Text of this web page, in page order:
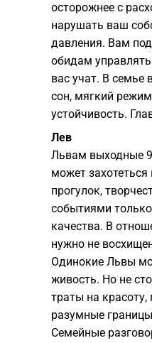
осторожнее с
нарушать ваш
давления. Вам
обидам
вас учат. В семье
сон, мягкий
устойчивость.
Лев
Львам выходные
может
прогулок,
событиями
качества. В
нужно не
Одинокие Львы
живость. Но не
траты на красоту,
разумные
Семейные